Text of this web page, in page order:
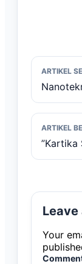
ARTIKEL
ARTIKEL
”Kartika
Leave
Your